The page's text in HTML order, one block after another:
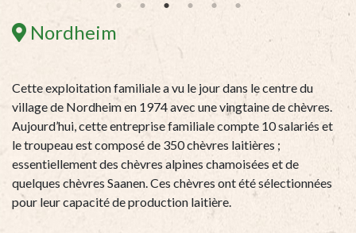
Nordheim
Cette exploitation familiale a vu le jour dans le centre du
village de Nordheim en 1974 avec une vingtaine de chèvres.
Aujourd’hui, cette entreprise familiale compte 10 salariés et
le troupeau est composé de 350 chèvres laitières ;
essentiellement des chèvres alpines chamoisées et de
quelques chèvres Saanen. Ces chèvres ont été sélectionnées
pour leur capacité de production laitière.